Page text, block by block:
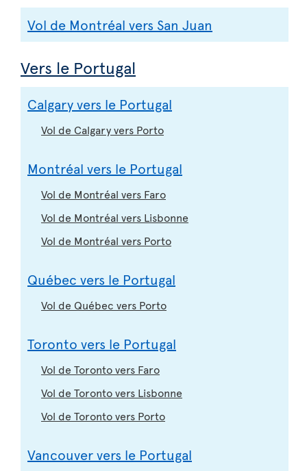
Vol de Montréal vers San Juan
Vers le Portugal
Calgary vers le Portugal
Vol de Calgary vers Porto
Montréal vers le Portugal
Vol de Montréal vers Faro
Vol de Montréal vers Lisbonne
Vol de Montréal vers Porto
Québec vers le Portugal
Vol de Québec vers Porto
Toronto vers le Portugal
Vol de Toronto vers Faro
Vol de Toronto vers Lisbonne
Vol de Toronto vers Porto
Vancouver vers le Portugal